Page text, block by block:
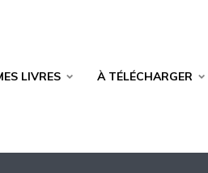
LIVRES À TÉLÉCHARGER